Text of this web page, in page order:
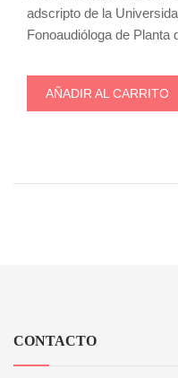
adscripto de la
Fonoaudióloga de Planta
AÑADIR AL CARRITO
CONTACTO